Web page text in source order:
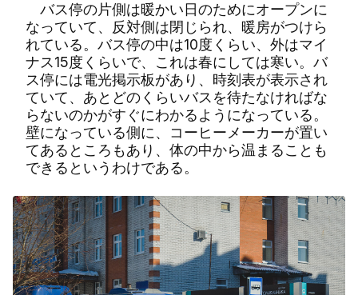
バス停の片側は暖かい日のためにオープンに
なっていて、反対側は閉じられ、暖房がつけら
れている。バス停の中は10度くらい、外はマイ
ナス15度くらいで、これは春にしては寒い。バ
ス停には電光掲示板があり、時刻表が表示され
ていて、あとどのくらいバスを待たなければな
らないのかがすぐにわかるようになっている。
壁になっている側に、コーヒーメーカーが置い
てあるところもあり、体の中から温まることも
できるというわけである。